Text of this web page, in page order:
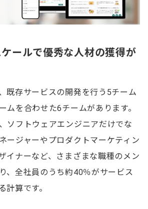
ールで優秀な人材の獲得が
既存サービスの開発を行う5チーム
ムを合わせた6チームがあります。
ソフトウェアエンジニアだけでな
ージャーやプロダクトマーケティン
イナーなど、さまざまな職種のメン
、全社員のうち約40％がサービス
計算です。